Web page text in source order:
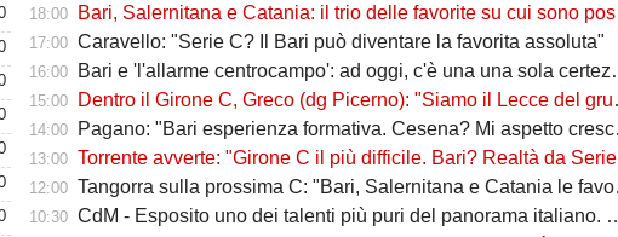
18:00 Bari, Salernitana e Catania: il trio delle favorite su cui sono poste le aspettative e gli obiettivi promozione
17:00 Caravello: "Serie C? Il Bari può diventare la favorita assoluta"
16:00 Bari e 'l'allarme centrocampo': ad oggi, c'è una una sola certezza (e mezza) nel reparto
15:00 Dentro il Girone C, Greco (dg Picerno): "Siamo il Lecce del gruppo, tra giovani e sostenibilità. Che impresa l'anno scorso!"
14:00 Pagano: "Bari esperienza formativa. Cesena? Mi aspetto crescita"
13:00 Torrente avverte: "Girone C il più difficile. Bari? Realtà da Serie A"
12:00 Tangorra sulla prossima C: "Bari, Salernitana e Catania le favorite. Subito dopo altre due"
10:30 CdM - Esposito uno dei talenti più puri del panorama italiano. Sibilli, Marino è furioso